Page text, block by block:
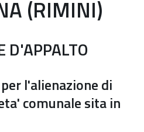
(RIMINI)
D'APPALTO
l'alienazione di
comunale sita in